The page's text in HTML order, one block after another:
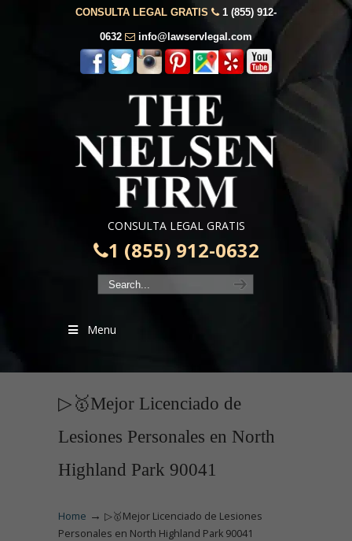
CONSULTA LEGAL GRATIS 1 (855) 912-
0632 info@lawservlegal.com
CONSULTA LEGAL GRATIS
1 (855) 912-0632
Menu
▷🥇Mejor Licenciado de
Lesiones Personales en North
Highland Park 90041
Home → ▷🥇Mejor Licenciado de Lesiones
Personales en North Highland Park 90041